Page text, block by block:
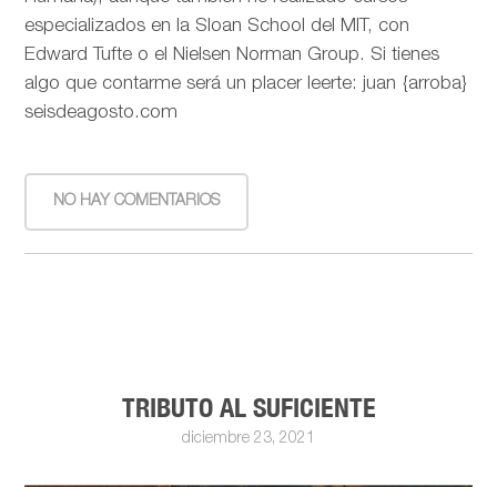
especializados en la Sloan School del MIT, con
Edward Tufte o el Nielsen Norman Group. Si tienes
algo que contarme será un placer leerte: juan {arroba}
seisdeagosto.com
NO HAY COMENTARIOS
TRIBUTO AL SUFICIENTE
diciembre 23, 2021